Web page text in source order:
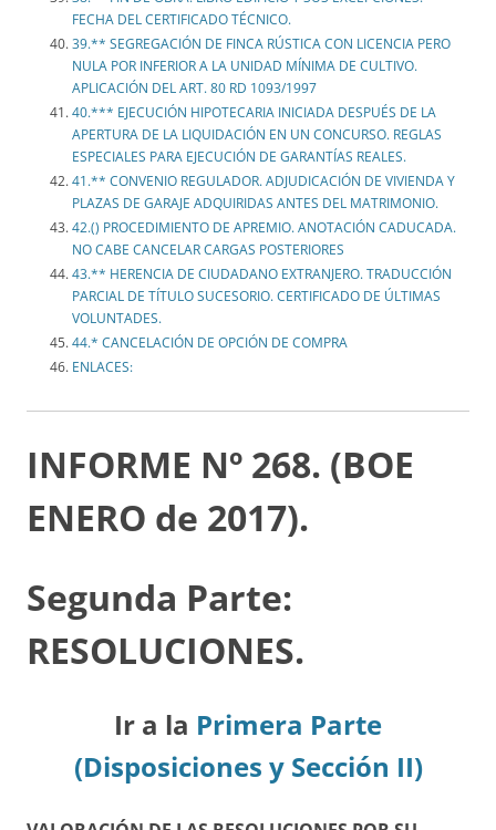
FECHA DEL CERTIFICADO TÉCNICO.
39.** SEGREGACIÓN DE FINCA RÚSTICA CON LICENCIA PERO
NULA POR INFERIOR A LA UNIDAD MÍNIMA DE CULTIVO.
APLICACIÓN DEL ART. 80 RD 1093/1997
40.*** EJECUCIÓN HIPOTECARIA INICIADA DESPUÉS DE LA
APERTURA DE LA LIQUIDACIÓN EN UN CONCURSO. REGLAS
ESPECIALES PARA EJECUCIÓN DE GARANTÍAS REALES.
41.** CONVENIO REGULADOR. ADJUDICACIÓN DE VIVIENDA Y
PLAZAS DE GARAJE ADQUIRIDAS ANTES DEL MATRIMONIO.
42.() PROCEDIMIENTO DE APREMIO. ANOTACIÓN CADUCADA.
NO CABE CANCELAR CARGAS POSTERIORES
43.** HERENCIA DE CIUDADANO EXTRANJERO. TRADUCCIÓN
PARCIAL DE TÍTULO SUCESORIO. CERTIFICADO DE ÚLTIMAS
VOLUNTADES.
44.* CANCELACIÓN DE OPCIÓN DE COMPRA
ENLACES:
INFORME Nº 268. (BOE
ENERO de 2017).
Segunda Parte:
RESOLUCIONES.
Ir a la Primera Parte
(Disposiciones y Sección II)